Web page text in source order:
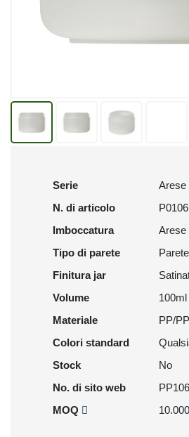
Serie
Arese
N. di articolo
P0106
Imboccatura
Arese
Tipo di parete
Finitura jar
Volume
100ml
Materiale
PP/PP
Colori standard
Stock
No
No. di sito web
MOQ
10.000